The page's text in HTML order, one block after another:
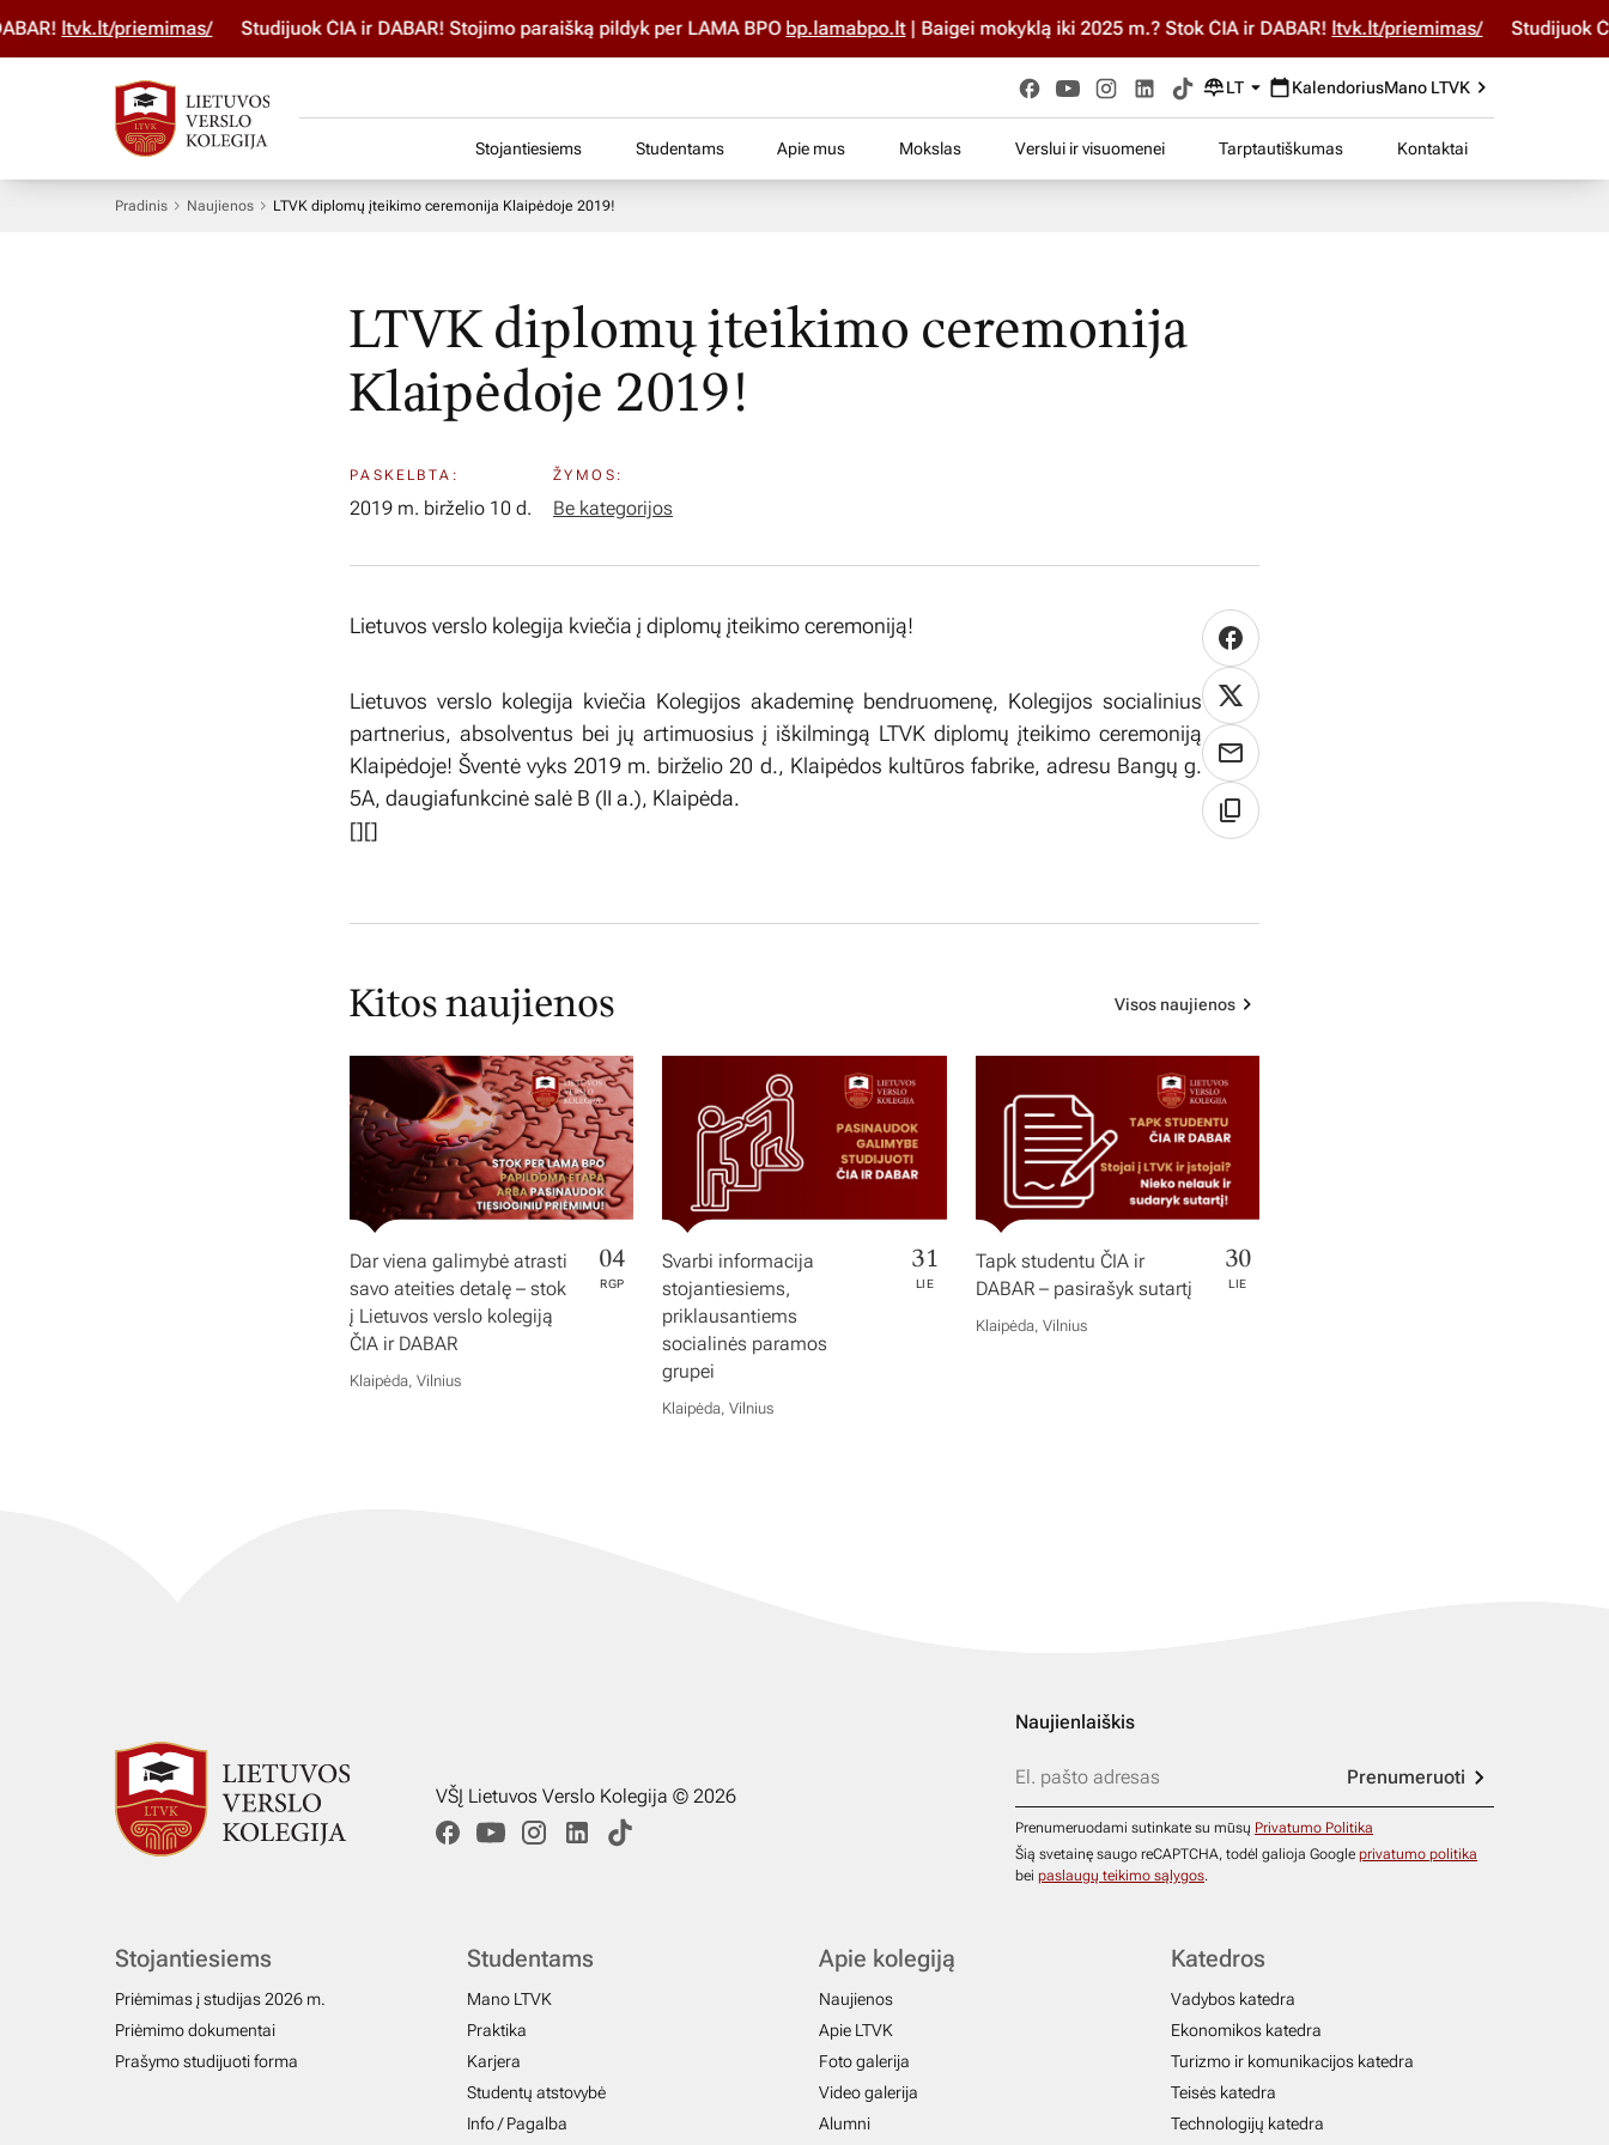
ltvk.lt/priemimas/ Studijuok ČIA ir DABAR! Stojimo paraišką pildyk per LAMA BPObp.lamabpo.lt| Baigei mokyklą iki 2025 m.? Stok ČIA ir DABAR!ltvk.lt/priemimas/ Studijuok ČIA
LT KalendoriusMano LTVK
Stojantiesiems Studentams Apie mus Mokslas Verslui ir visuomenei Tarptautiškumas Kontaktai
Pradinis Naujienos LTVK diplomų įteikimo ceremonija Klaipėdoje 2019!
LTVK diplomų įteikimo ceremonija
Klaipėdoje 2019!
PASKELBTA:
2019 m. birželio 10 d.
ŽYMOS:
Be kategorijos
Lietuvos verslo kolegija kviečia į diplomų įteikimo ceremoniją!
Lietuvos verslo kolegija kviečia Kolegijos akademinę bendruomenę, Kolegijos socialinius
partnerius, absolventus bei jų artimuosius į iškilmingą LTVK diplomų įteikimo ceremoniją
Klaipėdoje! Šventė vyks 2019 m. birželio 20 d., Klaipėdos kultūros fabrike, adresu Bangų g.
5A, daugiafunkcinė salė B (II a.), Klaipėda.
[][]
Kitos naujienos Visos naujienos
Dar viena galimybė atrasti
savo ateities detalę – stok
į Lietuvos verslo kolegiją
ČIA ir DABAR
04
RGP
Klaipėda, Vilnius
Svarbi informacija
stojantiesiems,
priklausantiems
socialinės paramos
grupei
31
LIE
Klaipėda, Vilnius
Tapk studentu ČIA ir
DABAR – pasirašyk sutartį
30
LIE
Klaipėda, Vilnius
VŠĮ Lietuvos Verslo Kolegija © 2026
Naujienlaiškis
Prenumeruoti
Prenumeruodami sutinkate su mūsų Privatumo Politika
Šią svetainę saugo reCAPTCHA, todėl galioja Google privatumo politika
bei paslaugų teikimo sąlygos.
Stojantiesiems
Priėmimas į studijas 2026 m.
Priėmimo dokumentai
Prašymo studijuoti forma
Studentams
Mano LTVK
Praktika
Karjera
Studentų atstovybė
Info / Pagalba
Apie kolegiją
Naujienos
Apie LTVK
Foto galerija
Video galerija
Alumni
Katedros
Vadybos katedra
Ekonomikos katedra
Turizmo ir komunikacijos katedra
Teisės katedra
Technologijų katedra